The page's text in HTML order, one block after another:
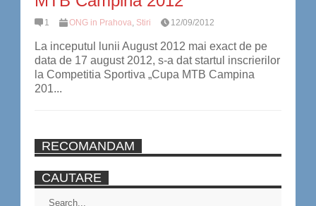
1 ONG in Prahova, Stiri 12/09/2012
La inceputul lunii August 2012 mai exact de pe
data de 17 august 2012, s-a dat startul inscrierilor
la Competitia Sportiva „Cupa MTB Campina
201...
RECOMANDAM
CAUTARE